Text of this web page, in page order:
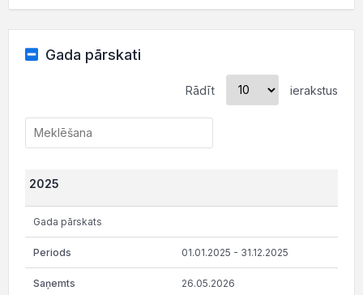
Gada pārskati
Rādīt ierakstus
2025
Gada pārskats
01.01.2025 - 31.12.2025
26.05.2026